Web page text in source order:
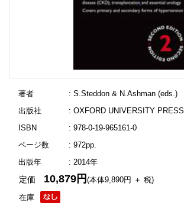
著者
: S.Steddon & N.Ashman (eds.)
出版社
: OXFORD UNIVERSITY PRESS
ISBN
: 978-0-19-965161-0
ページ数
: 972pp.
出版年
: 2014年
在庫
定価 10,879円(本体9,890円 ＋ 税)